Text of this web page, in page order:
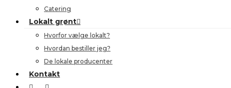
Catering
Lokalt grønt
Hvorfor vælge lokalt?
Hvordan bestiller jeg?
De lokale producenter
Kontakt